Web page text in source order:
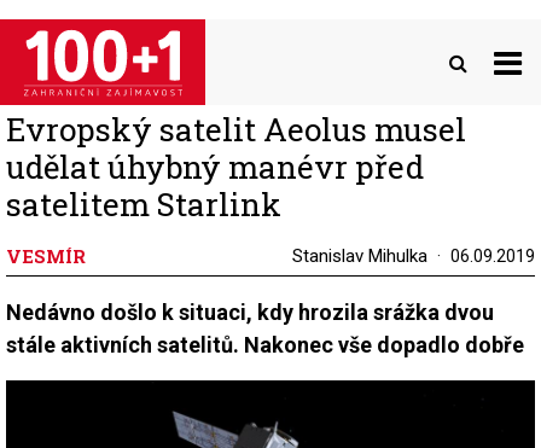
Přejít
hlavnímu
obsahu
Evropský satelit Aeolus musel
udělat úhybný manévr před
satelitem Starlink
VESMÍR Stanislav Mihulka 06.09.2019
Nedávno došlo k situaci, kdy hrozila srážka dvou
stále aktivních satelitů. Nakonec vše dopadlo dobře